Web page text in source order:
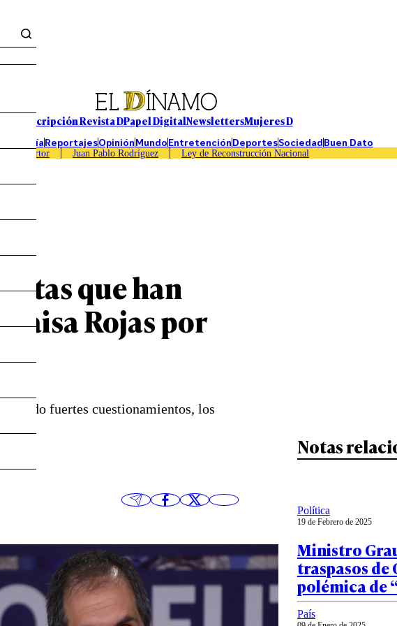
Suscripción Revista DPapel DigitalNewslettersMujeres D
EconomíaReportajesOpiniónMundoEntretenciónDeportesSociedadBuen Dato
Caso Sartor Juan Pablo Rodríguez Ley de Reconstrucción Nacional
que han
Rojas por
fuertes cuestionamientos, los
Notas
Política
19 de Febrero de 2025
Ministro
traspasos
polémica de
País